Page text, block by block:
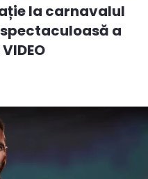
la carnavalul
a